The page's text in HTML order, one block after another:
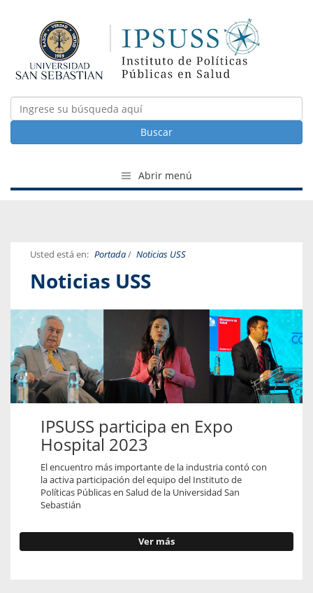
Buscar
Abrir menú
Usted está en: Portada/ Noticias USS
Noticias USS
IPSUSS participa en Expo
Hospital 2023
El encuentro más importante de la industria contó con
la activa participación del equipo del Instituto de
Políticas Públicas en Salud de la Universidad San
Sebastián
Ver más